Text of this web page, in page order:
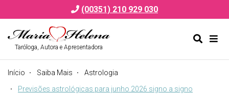
(00351) 210 929 030
Taróloga, Autora e Apresentadora
Início Saiba Mais
Astrologia
Previsões astrológicas para junho 2026 signo a signo